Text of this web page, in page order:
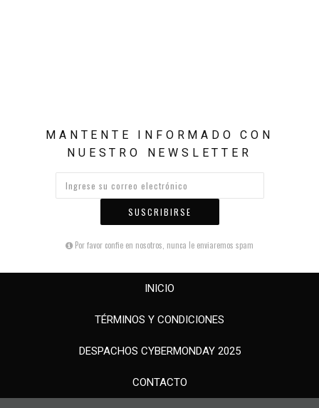
MANTENTE INFORMADO CON
NUESTRO NEWSLETTER
SUSCRIBIRSE
Por favor confie en nosotros, nunca le enviaremos spam
INICIO
TÉRMINOS Y CONDICIONES
DESPACHOS CYBERMONDAY 2025
CONTACTO